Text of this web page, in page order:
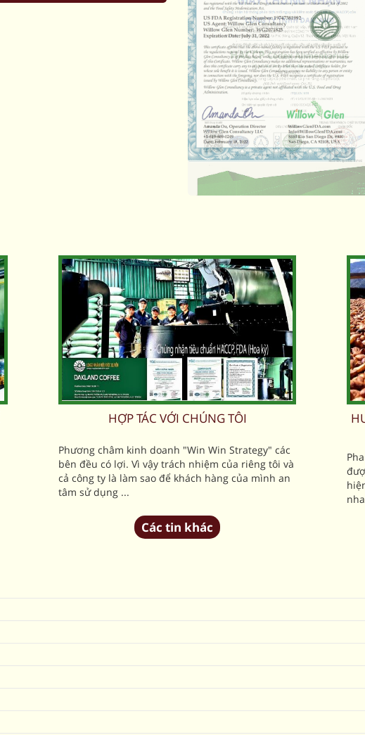
HỢP TÁC VỚI CHÚNG TÔI
Phương châm kinh doanh "Win Win Strategy" các
bên đều có lợi. Vì vậy trách nhiệm của riêng tôi và
cả công ty là làm sao để khách hàng của mình an
tâm sử dụng ...
Các tin khác